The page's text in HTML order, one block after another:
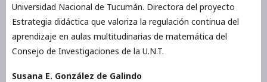
Universidad Nacional de Tucumán. Directora del proyecto
Estrategia didáctica que valoriza la regulación continua del
aprendizaje en aulas multitudinarias de matemática del
Consejo de Investigaciones de la U.N.T.
Susana E. González de Galindo